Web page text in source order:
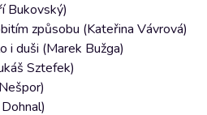
Bukovský)
způsobu (Kateřina Vávrová)
i duši (Marek Bužga)
Sztefek)